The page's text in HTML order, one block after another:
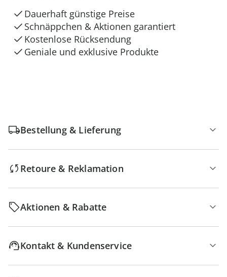
Dauerhaft günstige Preise
Schnäppchen & Aktionen garantiert
Kostenlose Rücksendung
Geniale und exklusive Produkte
Bestellung & Lieferung
Retoure & Reklamation
Aktionen & Rabatte
Kontakt & Kundenservice